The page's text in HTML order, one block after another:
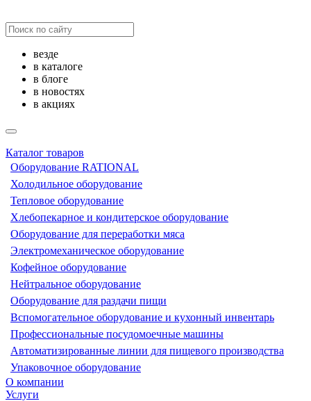
везде
в каталоге
в блоге
в новостях
в акциях
Каталог товаров
Оборудование RATIONAL
Холодильное оборудование
Тепловое оборудование
Хлебопекарное и кондитерское оборудование
Оборудование для переработки мяса
Электромеханическое оборудование
Кофейное оборудование
Нейтральное оборудование
Оборудование для раздачи пищи
Вспомогательное оборудование и кухонный инвентарь
Профессиональные посудомоечные машины
Автоматизированные линии для пищевого производства
Упаковочное оборудование
О компании
Услуги